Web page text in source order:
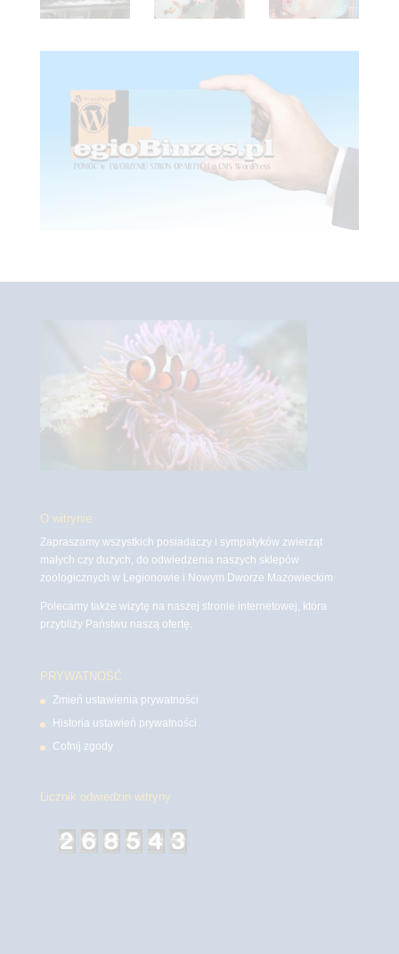
O witrynie
Zapraszamy wszystkich posiadaczy i sympatyków zwierząt
małych czy dużych, do odwiedzenia naszych sklepów
zoologicznych w Legionowie i Nowym Dworze Mazowieckim
Polecamy także wizytę na naszej stronie internetowej, która
przybliży Państwu naszą ofertę.
PRYWATNOŚĆ
Zmień ustawienia prywatności
Historia ustawień prywatności
Cofnij zgody
Licznik odwiedzin witryny